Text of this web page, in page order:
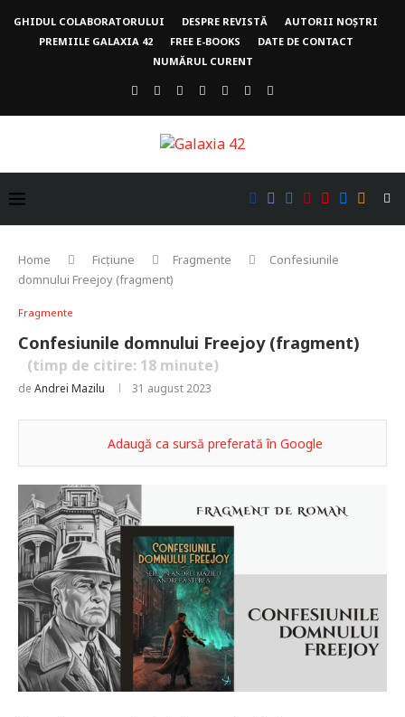
GHIDUL COLABORATORULUI DESPRE REVISTĂ
AUTORII NOȘTRI
PREMIILE GALAXIA 42
FREE E-BOOKS
DATE DE CONTACT
NUMĂRUL CURENT
Home Ficțiune Fragmente
Confesiunile
domnului Freejoy (fragment)
Fragmente
Confesiunile domnului Freejoy (fragment)
(timp de citire: 18 minute)
de Andrei Mazilu 31 august 2023
Adaugă ca sursă preferată în Google